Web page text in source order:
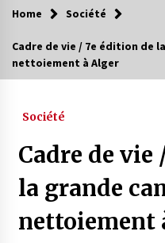
Contes de chez
Magie de
4 ans ago
Oum el
4 ans
Home Société
Cadre de vie / 7e édition de
nettoiement à Alger
Société
Cadre de vie
la grande
nettoiement